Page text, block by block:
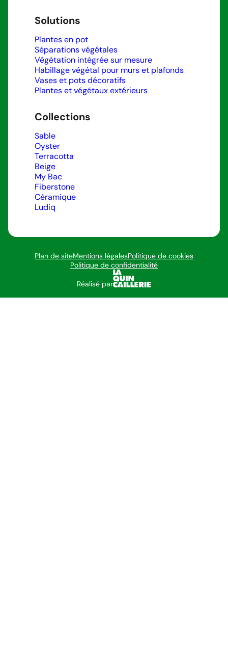
Solutions
Plantes en pot
Séparations végétales
Végétation intégrée sur mesure
Habillage végétal pour murs et plafonds
Vases et pots décoratifs
Plantes et végétaux extérieurs
Collections
Sable
Oyster
Terracotta
Beige
My Bac
Fiberstone
Céramique
Ludiq
Plan de siteMentions légalesPolitique de cookies
Politique de confidentialité
Réalisé par